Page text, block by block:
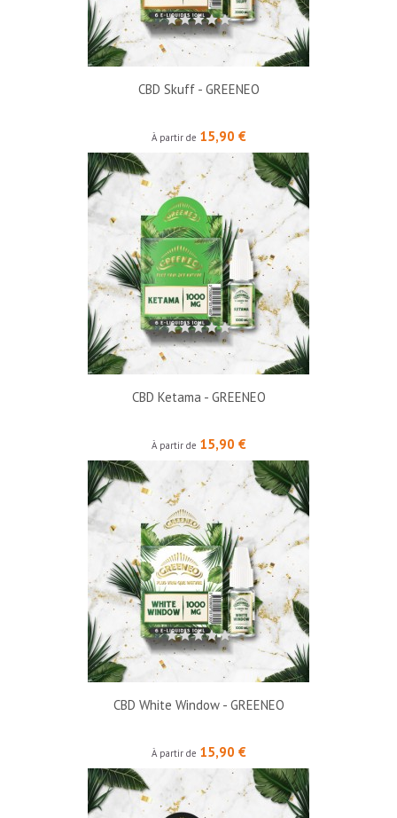
CBD Skuff - GREENEO
À partir de 15,90 €Prix
CBD Ketama - GREENEO
À partir de 15,90 €Prix
CBD White Window - GREENEO
À partir de 15,90 €Prix